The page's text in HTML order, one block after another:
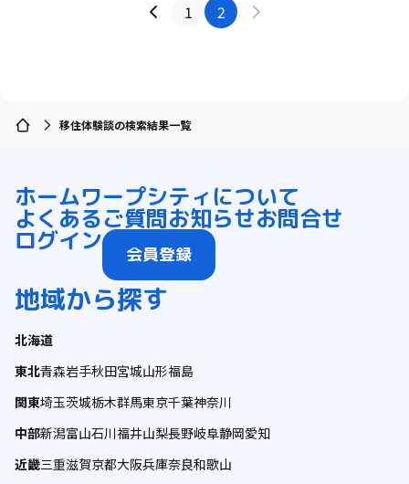
1 2
移住体験談の検索結果一覧
ホームワープシティについて
よくあるご質問お知らせお問合せ
ログイン 会員登録
地域から探す
北海道
東北青森岩手秋田宮城山形福島
関東埼玉茨城栃木群馬東京千葉神奈川
中部新潟富山石川福井山梨長野岐阜静岡愛知
近畿三重滋賀京都大阪兵庫奈良和歌山